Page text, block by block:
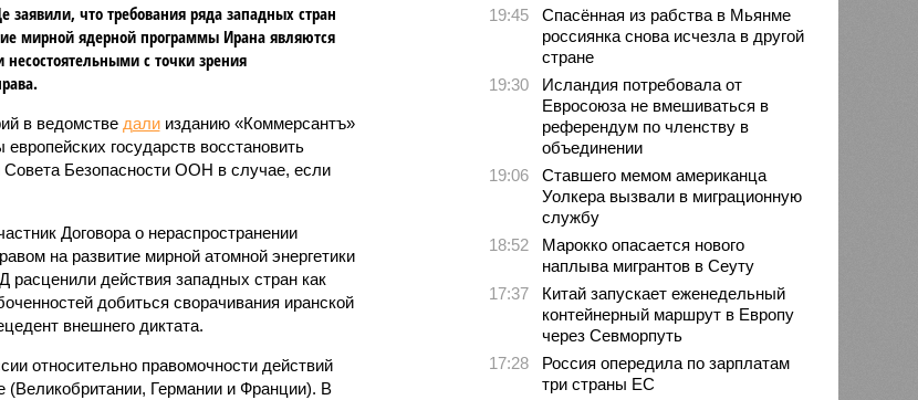
заявили, что требования ряда западных стран
мирной ядерной программы Ирана являются
с точки зрения
в ведомстве далиизданию «Коммерсантъ»
европейских государств восстановить
Совета Безопасности ООН в случае, если
Договора о нераспространении
на развитие мирной атомной энергетики
расценили действия западных стран как
добиться сворачивания иранской
внешнего диктата.
относительно правомочности действий
(Великобритании, Германии и Франции). В
19:45
Спасённая из рабства в Мьянме
россиянка снова исчезла в другой
стране
19:30
Исландия потребовала от
Евросоюза не вмешиваться в
референдум по членству в
объединении
19:06
Ставшего мемом американца
Уолкера вызвали в миграционную
службу
18:52
Марокко опасается нового
наплыва мигрантов в Сеуту
17:37
Китай запускает еженедельный
контейнерный маршрут в Европу
через Севморпуть
17:28
Россия опередила по зарплатам
три страны ЕС